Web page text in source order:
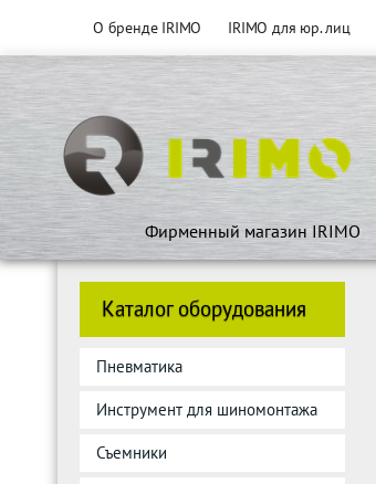
О бренде IRIMO IRIMO для юр. лиц
Фирменный магазин IRIMO
Каталог оборудования
Пневматика
Инструмент для шиномонтажа
Съемники